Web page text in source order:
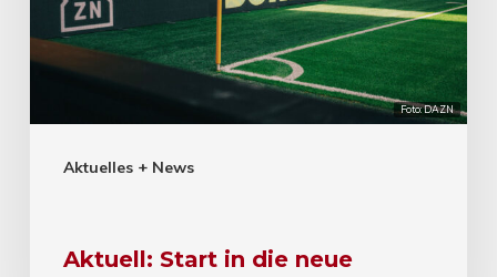
Foto: DAZN
Aktuelles + News
Aktuell: Start in die neue